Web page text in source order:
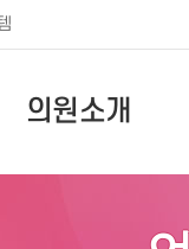
의원소개